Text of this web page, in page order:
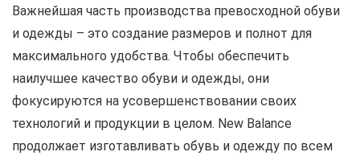
Важнейшая часть производства превосходной обуви
и одежды – это создание размеров и полнот для
максимального удобства. Чтобы обеспечить
наилучшее качество обуви и одежды, они
фокусируются на усовершенствовании своих
технологий и продукции в целом. New Balance
продолжает изготавливать обувь и одежду по всем